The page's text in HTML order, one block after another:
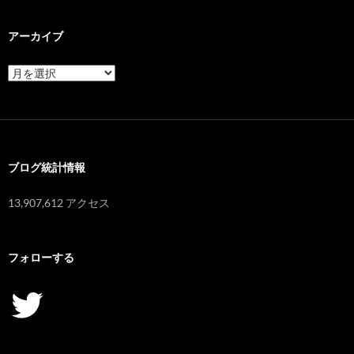
アーカイブ
ア
ー
ブログ統計情報
13,907,612 アクセス
フォローする
Twitter